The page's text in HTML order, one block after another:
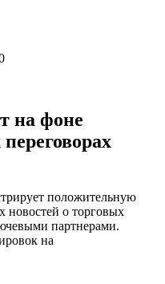
на фоне
положительную
новостей о торговых
партнерами.
на